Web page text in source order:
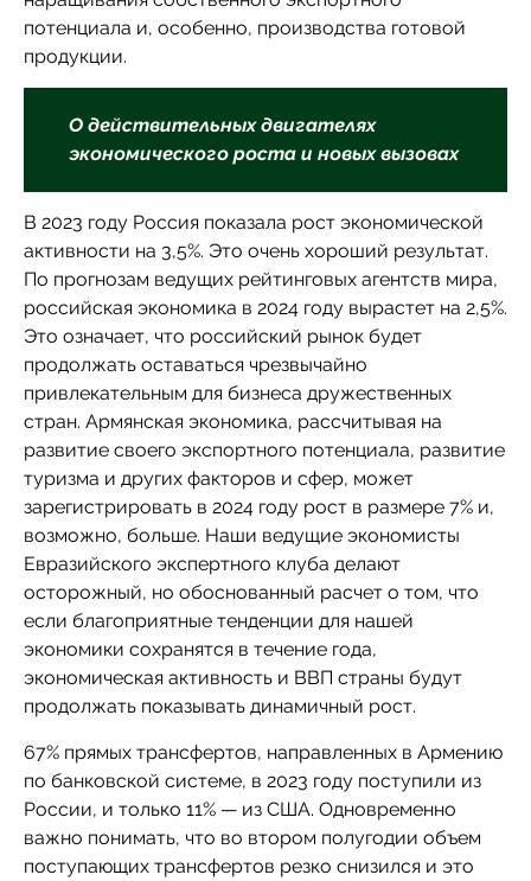
потенциала и, особенно, производства готовой
продукции.
О действительных двигателях
экономического роста и новых вызовах
В 2023 году Россия показала рост экономической
активности на 3,5%. Это очень хороший результат.
По прогнозам ведущих рейтинговых агентств мира,
российская экономика в 2024 году вырастет на 2,5%.
Это означает, что российский рынок будет
продолжать оставаться чрезвычайно
привлекательным для бизнеса дружественных
стран. Армянская экономика, рассчитывая на
развитие своего экспортного потенциала, развитие
туризма и других факторов и сфер, может
зарегистрировать в 2024 году рост в размере 7% и,
возможно, больше. Наши ведущие экономисты
Евразийского экспертного клуба делают
осторожный, но обоснованный расчет о том, что
если благоприятные тенденции для нашей
экономики сохранятся в течение года,
экономическая активность и ВВП страны будут
продолжать показывать динамичный рост.
67% прямых трансфертов, направленных в Армению
по банковской системе, в 2023 году поступили из
России, и только 11% — из США. Одновременно
важно понимать, что во втором полугодии объем
поступающих трансфертов резко снизился и это